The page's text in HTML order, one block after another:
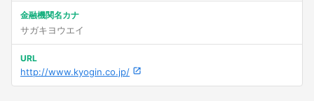
金融機関名カナ
サガキヨウエイ
URL
http://www.kyogin.co.jp/